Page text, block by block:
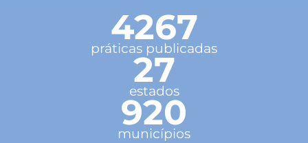
4267
práticas publicadas
27
estados
920
municípios